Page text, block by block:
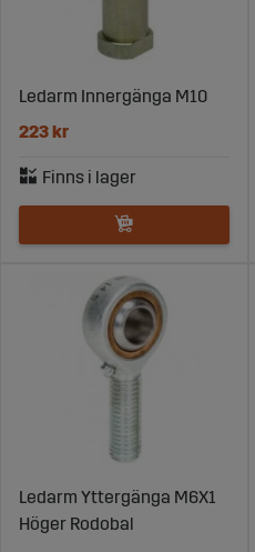
Ledarm Innergänga M10
223 kr
Ledarm Yttergänga M6X1
Höger Rodobal